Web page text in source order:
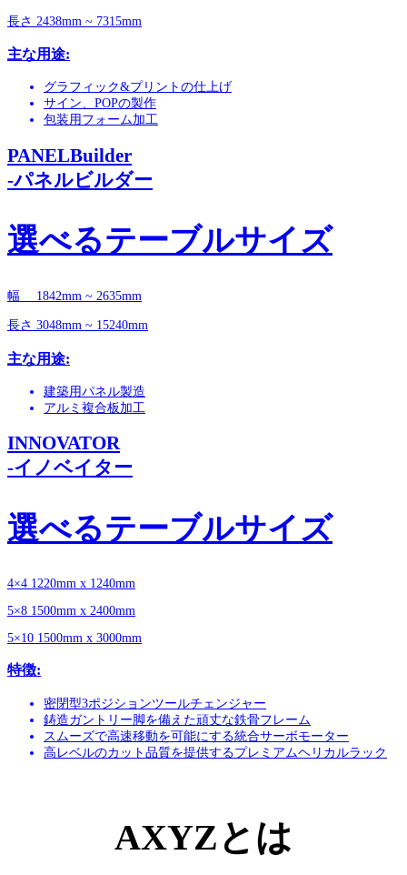
長さ 2438mm ~ 7315mm
主な用途:
グラフィック&プリントの仕上げ
サイン、POPの製作
包装用フォーム加工
PANELBuilder
-パネルビルダー
選べるテーブルサイズ
幅 1842mm ~ 2635mm
長さ 3048mm ~ 15240mm
主な用途:
建築用パネル製造
アルミ複合板加工
INNOVATOR
-イノベイター
選べるテーブルサイズ
4×4 1220mm x 1240mm
5×8 1500mm x 2400mm
5×10 1500mm x 3000mm
特徴:
密閉型3ポジションツールチェンジャー
鋳造ガントリー脚を備えた頑丈な鉄骨フレーム
スムーズで高速移動を可能にする統合サーボモーター
高レベルのカット品質を提供するプレミアムヘリカルラック
AXYZとは